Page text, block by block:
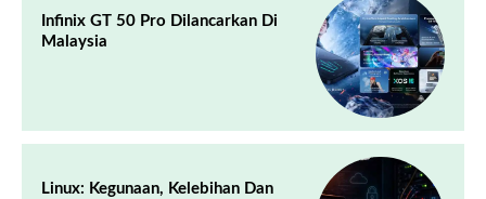
Infinix GT 50 Pro Dilancarkan Di
Malaysia
Linux: Kegunaan, Kelebihan Dan